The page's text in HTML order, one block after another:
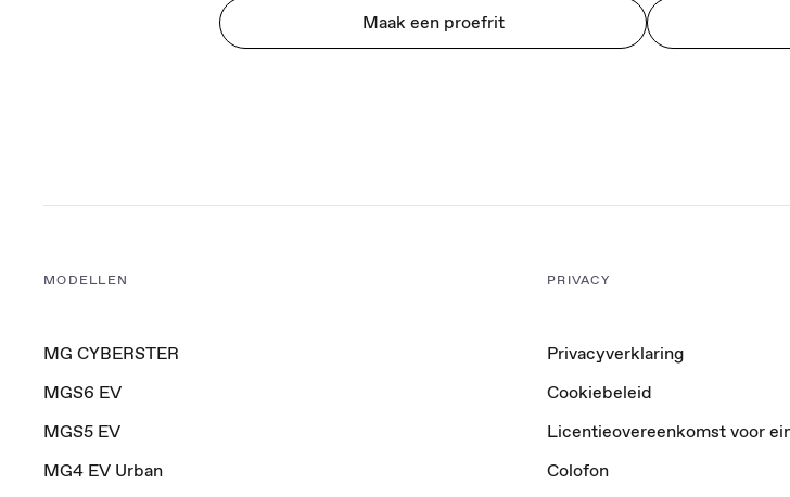
Maak een proefrit
MODELLEN
MG CYBERSTER
MGS6 EV
MGS5 EV
MG4 EV Urban
PRIVACY
Privacyverklaring
Cookiebeleid
Licentieovereenkomst voor
Colofon